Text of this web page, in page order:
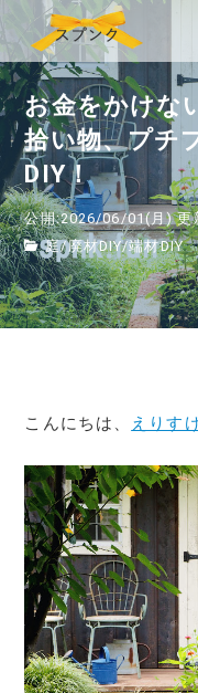
お金をかけな
拾い物、プチ
DIY！
公開:2026/06/01(月) 更
庭/廃材DIY/端材DIY
こんにちは、 えりす